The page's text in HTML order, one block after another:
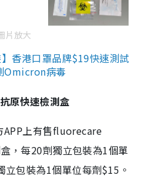
片放大
香港口罩品牌$19快速測試
Omicron病毒
原快速檢測盒
APP上有售fluorecare
，每20劑獨立包裝為1個單
包裝為1個單位每劑$15。